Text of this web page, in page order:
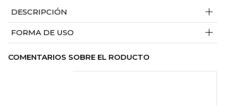
DESCRIPCIÓN +
FORMA DE USO +
COMENTARIOS SOBRE EL RODUCTO